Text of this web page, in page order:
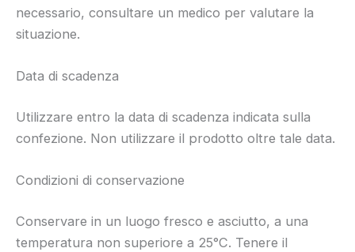
necessario, consultare un medico per valutare la
situazione.
Data di scadenza
Utilizzare entro la data di scadenza indicata sulla
confezione. Non utilizzare il prodotto oltre tale data.
Condizioni di conservazione
Conservare in un luogo fresco e asciutto, a una
temperatura non superiore a 25°C. Tenere il